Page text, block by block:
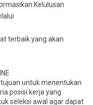
Kelulusan
terbaik yang akan
untuk menentukan
posisi kerja yang
seleksi awal agar dapat